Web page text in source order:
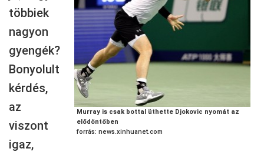
Murray is csak bottal üthette Djokovic nyomát az
elődöntőben
forrás: news.xinhuanet.com
többiek
nagyon
gyengék?
Bonyolult
kérdés,
az
viszont
igaz,